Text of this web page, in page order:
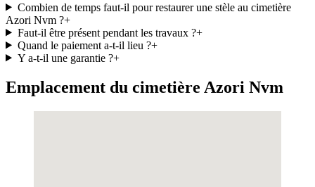
Combien de temps faut-il pour restaurer une stèle au cimetière
Azori Nvm ?+
Faut-il être présent pendant les travaux ?+
Quand le paiement a-t-il lieu ?+
Y a-t-il une garantie ?+
Emplacement du cimetière Azori Nvm